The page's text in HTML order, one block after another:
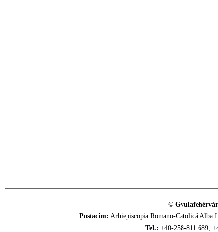
©
Postacím: Arhiepiscopia Romano-Catolică
Tel.: +40-258-811.689,